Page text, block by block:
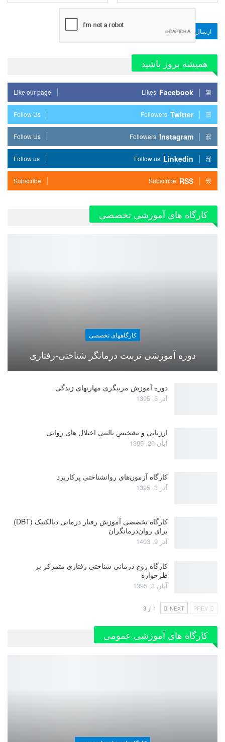
همیشه بروز باشید
Facebook
Likes
Like our page
Twitter
Followers
Follow Us
Instagram
Followers
Follow Us
Linkedin
Follow us
Follow us
RSS
Subscribe
Subscribe
کارگاه های آموزشی تخصصی
کارگاههای تخصصی
دوره آموزشی تربیت درمانگر شناختی-رفتاری
دوره آموزش مربیگری مهارتهای زندگی
آذر 5, 1395
ارزیابی و تشخیص بالینی اختلال های روانی
آبان 26, 1395
کارگاه آزمون‌های روانشناختی پرکاربرد
آذر 3, 1395
کارگاه تخصصی آموزش رفتار درمانی دیالکتیک (DBT)
برای روان‌درمانگران
آذر 9, 1403
کارگاه زوج‌ درمانی شناختی رفتاری متمرکز بر
طرحواره
آبان 3, 1395
NEXT 1 از 3
کارگاه های آموزشی عمومی